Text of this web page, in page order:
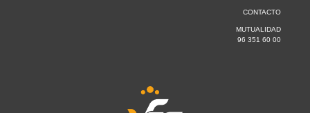
CONTACTO
MUTUALIDAD
96 351 60 00